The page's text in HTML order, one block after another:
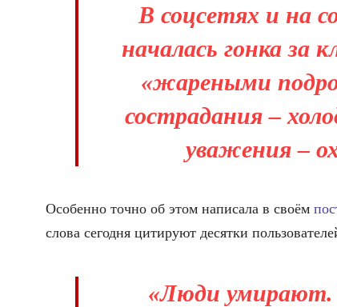
В соцсетях и на
началась гонка за
«жареными
сострадания –
уважения –
Особенно точно об этом написала в своём
слова сегодня цитируют десятки
«Люди